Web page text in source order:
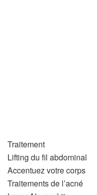
Traitement
Lifting du fil abdominal
Accentuez votre corps
Traitements de l’acné